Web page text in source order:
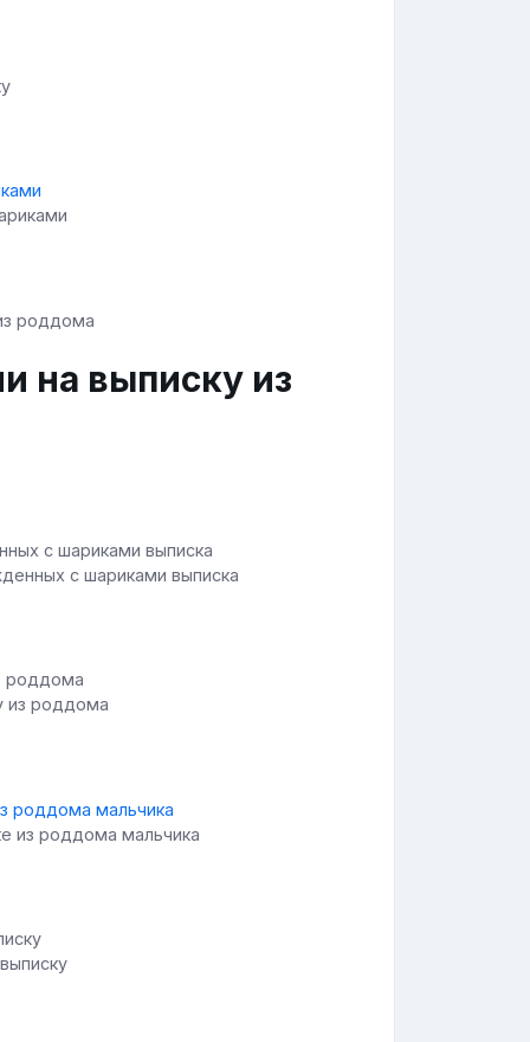
на выписку из
с шариками выписка
из роддома
из роддома мальчика